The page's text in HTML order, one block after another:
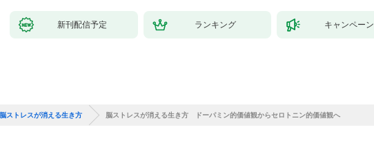
新刊配信予定 ランキング キャンペーン
脳ストレスが消える生き方 脳ストレスが消える生き方 ドーパミン的価値観からセロトニン的価値観へ